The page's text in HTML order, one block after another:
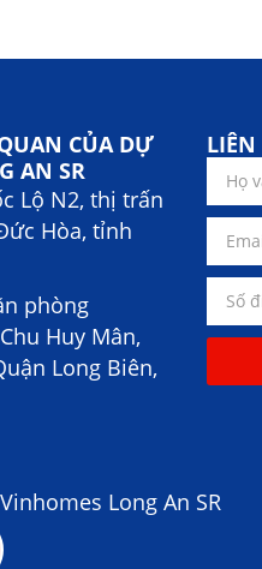
CỦA DỰ
AN SR
Lộ N2, thị trấn
Hòa, tỉnh
phòng
Huy Mân,
Long Biên,
Long An SR